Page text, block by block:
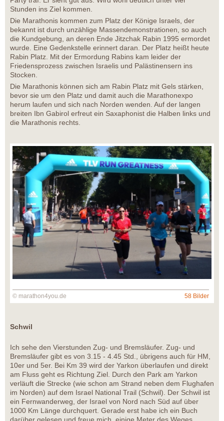
Stunden ins Ziel kommen.
Die Marathonis kommen zum Platz der Könige Israels, der
bekannt ist durch unzählige Massendemonstrationen, so auch
die Kundgebung, an deren Ende Jitzchak Rabin 1995 ermordet
wurde. Eine Gedenkstelle erinnert daran. Der Platz heißt heute
Rabin Platz. Mit der Ermordung Rabins kam leider der
Friedensprozess zwischen Israelis und Palästinensern ins
Stocken.
Die Marathonis können sich am Rabin Platz mit Gels stärken,
bevor sie um den Platz und damit auch die Marathonexpo
herum laufen und sich nach Norden wenden. Auf der langen
breiten Ibn Gabirol erfreut ein Saxaphonist die Halben links und
die Marathonis rechts.
© marathon4you.de 58 Bilder
Schwil
Ich sehe den Vierstunden Zug- und Bremsläufer. Zug- und
Bremsläufer gibt es von 3.15 - 4.45 Std., übrigens auch für HM,
10er und 5er. Bei Km 39 wird der Yarkon überlaufen und direkt
am Fluss geht es Richtung Ziel. Durch den Park am Yarkon
verläuft die Strecke (wie schon am Strand neben dem Flughafen
im Norden) auf dem Israel National Trail (Schwil). Der Schwil ist
ein Fernwanderweg, der Israel von Nord nach Süd auf über
1000 Km Länge durchquert. Gerade erst habe ich ein Buch
darüber gelesen und freue mich, einige Meter des Weges